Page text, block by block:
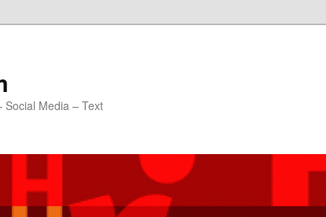
Social Media – Text